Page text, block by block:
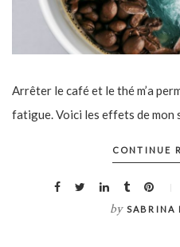
Arrêter le café et le thé m’a
fatigue. Voici les effets de mon
CONTINUE
by SABRINA